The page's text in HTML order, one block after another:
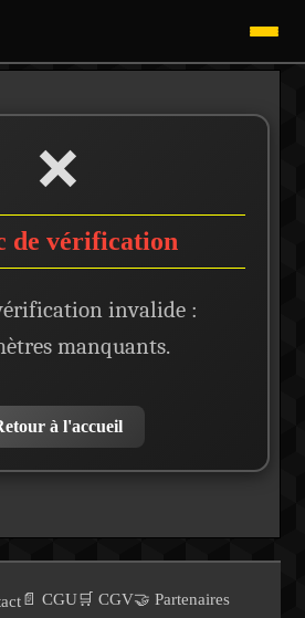
❌
de vérification
invalide :
manquants.
à l'accueil
📄 CGU🛒 CGV🤝 Partenaires